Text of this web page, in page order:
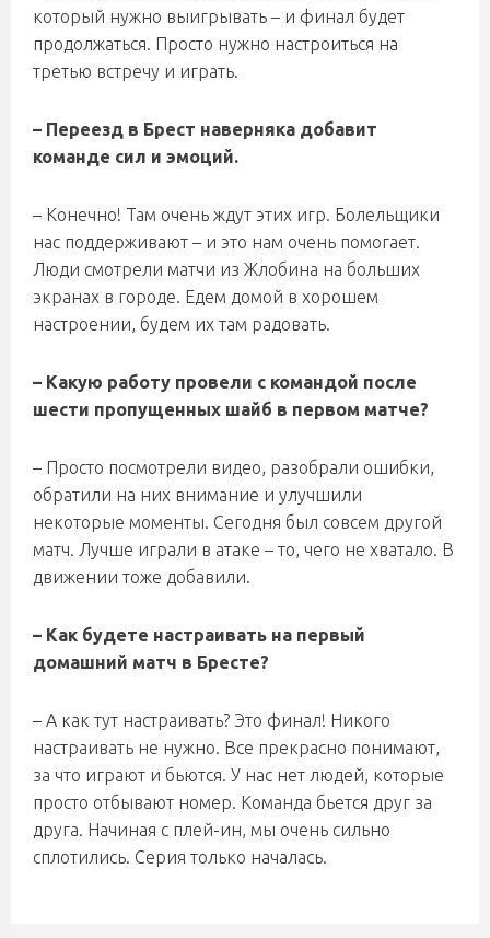
который нужно выигрывать – и финал будет
продолжаться. Просто нужно настроиться на
третью встречу и играть.
– Переезд в Брест наверняка добавит
команде сил и эмоций.
– Конечно! Там очень ждут этих игр. Болельщики
нас поддерживают – и это нам очень помогает.
Люди смотрели матчи из Жлобина на больших
экранах в городе. Едем домой в хорошем
настроении, будем их там радовать.
– Какую работу провели с командой после
шести пропущенных шайб в первом матче?
– Просто посмотрели видео, разобрали ошибки,
обратили на них внимание и улучшили
некоторые моменты. Сегодня был совсем другой
матч. Лучше играли в атаке – то, чего не хватало. В
движении тоже добавили.
– Как будете настраивать на первый
домашний матч в Бресте?
– А как тут настраивать? Это финал! Никого
настраивать не нужно. Все прекрасно понимают,
за что играют и бьются. У нас нет людей, которые
просто отбывают номер. Команда бьется друг за
друга. Начиная с плей-ин, мы очень сильно
сплотились. Серия только началась.